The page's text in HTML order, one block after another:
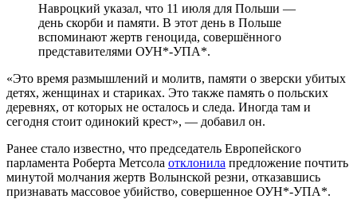
Навроцкий указал, что 11 июля для Польши —
день скорби и памяти. В этот день в Польше
вспоминают жертв геноцида, совершённого
представителями ОУН*-УПА*.
«Это время размышлений и молитв, памяти о зверски убитых
детях, женщинах и стариках. Это также память о польских
деревнях, от которых не осталось и следа. Иногда там и
сегодня стоит одинокий крест», — добавил он.
Ранее стало известно, что председатель Европейского
парламента Роберта Метсола отклонила предложение почтить
минутой молчания жертв Волынской резни, отказавшись
признавать массовое убийство, совершенное ОУН*-УПА*.